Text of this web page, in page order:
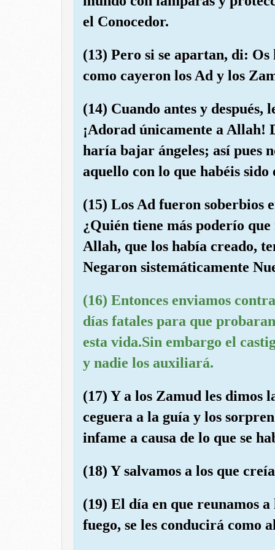
el Conocedor.
(13) Pero si se apartan, di:
como cayeron los Ad y los
(14) Cuando antes y
¡Adorad únicamente a Allah!
haría bajar ángeles; así pues
aquello con lo que habéis sido
(15) Los Ad fueron
¿Quién tiene más poderío
Allah, que los había creado,
Negaron sistemáticamente
(16) Entonces enviamos
días fatales para que
esta vida.Sin embargo el
y nadie los auxiliará.
(17) Y a los Zamud les
ceguera a la guía y los
infame a causa de lo que se
(18) Y salvamos a los que
(19) El día en que reunamos
fuego, se les conducirá como